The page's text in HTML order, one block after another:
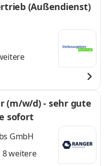
(Außendienst)
(m/w/d) - sehr gute
sofort
GmbH
8 weitere